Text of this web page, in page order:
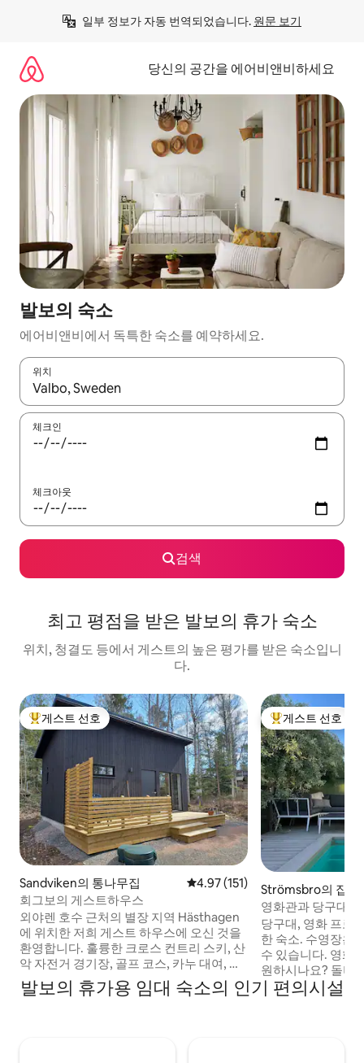
일부 정보가 자동 번역되었습니다. 원문 보기
당신의 공간을 에어비앤비하세요
발보의 숙소
에어비앤비에서 독특한 숙소를 예약하세요.
위치
결과가 나오면 위·아래 화살표 키를 사용하거나 터치 또는 스와이
체크인
체크아웃
검색
최고 평점을 받은 발보의 휴가 숙소
위치, 청결도 등에서 게스트의 높은 평가를 받은 숙소입니
다.
상위 게스트 선호
게스트 선호
Sandviken의 통나무집 평점 4.97점(5점 만점), 후기 151
4.97 (151)
회그보의 게스트하우스
외야렌 호수 근처의 별장 지역 Hästhagen
에 위치한 저희 게스트 하우스에 오신 것을
환영합니다. 훌륭한 크로스 컨트리 스키, 산
악 자전거 경기장, 골프 코스, 카누 대여, 패
들 등을 즐길 수 있는 회보 브루크(Högbo
Bruk)에서 몇 분 거리에 있습니다. 쿵스베레
상위 게스트 선호
게스트 선호
Strömsbro의 집
영화관과 당구대
당구대, 영화 프로
한 숙소. 수영장은
수 있습니다. 영화관에서 보는 듯한 경험을
원하시나요? 돌비
을 갖춘 100인치
실 수 있습니다.
발보의 휴가용 임대 숙소의 인기 편의시설